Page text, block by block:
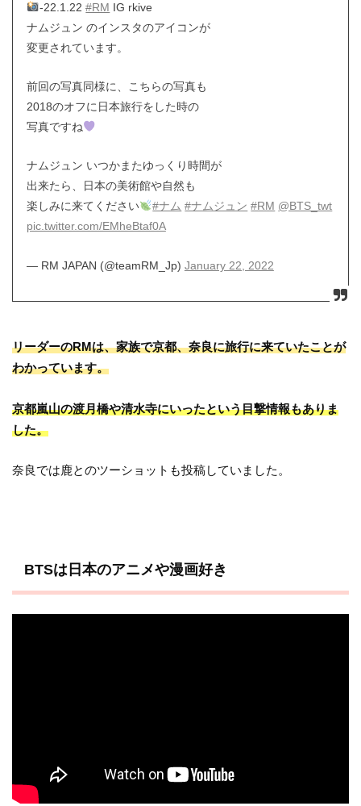
-22.1.22#RM IG rkive
ナムジュン のインスタのアイコンが
変更されています。
前回の写真同様に、こちらの写真も
2018のオフに日本旅行をした時の
写真ですね
ナムジュン いつかまたゆっくり時間が
出来たら、日本の美術館や自然も
楽しみに来てください
#ナム #ナムジュン #RM @BTS_twt
pic.twitter.com/EMheBtaf0A
— RM JAPAN (@teamRM_Jp) January 22, 2022
リーダーのRMは、家族で京都、奈良に旅行に来ていたことが
わかっています。
京都嵐山の渡月橋や清水寺にいったという目撃情報もありま
した。
奈良では鹿とのツーショットも投稿していました。
BTSは日本のアニメや漫画好き